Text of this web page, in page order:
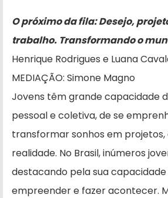
O próximo da fila: Desejo,
trabalho. Transformando o
Henrique Rodrigues e Luana
MEDIAÇÃO: Simone Magno
Jovens têm grande capacidade
pessoal e coletiva, de se
transformar sonhos em projetos,
realidade. No Brasil, inúmeros
destacando pela sua
empreender e fazer acontecer.